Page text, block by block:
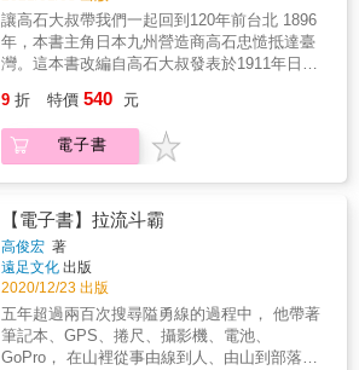
索沖繩八重山的台灣移民，以橋間良子為主角
進行長期訪談，費時七年，透過其個人與家族
史的線索，勾勒西表島台日礦業的連結與台灣
觸，詳細紀錄拍片構想、執行過程、田調訪
談、史料蒐集、礦坑探勘、歷史重演、關鍵人
事物與紀錄觀點等。藉由圖文紀實，引領讀者
影。 & 本書特色 & 1. 《綠色牢籠》紀錄片同名
圖文紀實。導演親身說法，以抒情的文字圖
像，呈現其不同拍攝階段的心境與工作細節。
看見鏡頭外的《綠色牢籠》。 & 2. 收錄紀錄片
之田調研究歷程、沖繩西表島礦坑珍貴史料圖
文，以及台日兩地礦坑探索實錄。 &
增的長公子李靖德先生仙逝，長孫李政達先生
於整理先人遺物時赫然發現多達12,000餘枚李
火增生前以「徠卡」相機所拍攝的底片。經央
請簡永彬老師主持的「夏門攝影企劃研究室」
逐一仔細掃描、造冊之後，在國藝會的資助下
品。終生只會河洛語與日語的李火增，在戰後
成為「失語的一代」，其作品中有八成左右數
量是拍攝於1937〜1945年之間，因此讓日本時
代臺灣史研究所缺乏的非官方「平民生活」影
像拼圖，就此補上。 繼2017年《看見李火增．
薰風中的漫遊者》、2020年《看見李火增II．南
風中的觀覽者》出版之後，2021年《看見李火
增III．這些人與那些人》出版，其副標題原為
1981年法國導演克勞德．雷路許（Claude
Lelouch）的電影名稱。一如任何時代，當時亦
有富人與窮人、權力者與被統治者、日本內地
讓高石大叔帶我們一起回到120年前台北 1896
年，本書主角日本九州營造商高石忠慥抵達臺
灣。這本書改編自高石大叔發表於1911年日文
成果，參照日本時代老照片，以繪本故事方式
呈現給讀者。邀請大家一起觀看當時日本人如
何改造城市，大大影響人們的生活方式。 同
9 折 特價 540 元
電子書
【電子書】拉流斗霸
高俊宏 著
遠足文化 出版
2020/12/23 出版
五年超過兩百次搜尋隘勇線的過程中， 他帶著
筆記本、GPS、捲尺、攝影機、電池、
GoPro， 在山裡從事由線到人、由山到部落的